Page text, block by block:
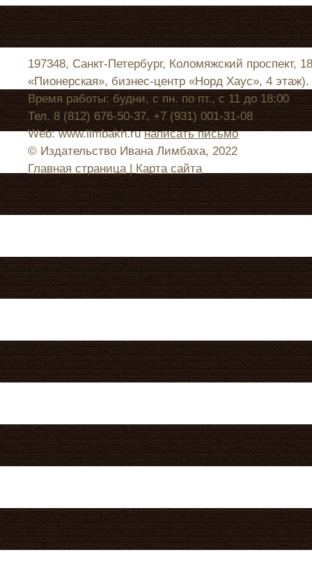
197348, Санкт-Петербург, Коломяжский
«Пионерская», бизнес-центр «Норд Хаус», 4 этаж).
Время работы: будни, с пн. по пт., с 11 до 18:00
Тел. 8 (812) 676-50-37, +7 (931) 001-31-08
Web: www.limbakh.ruнаписать письмо
© Издательство Ивана Лимбаха, 2022
Главная страница| Карта сайта